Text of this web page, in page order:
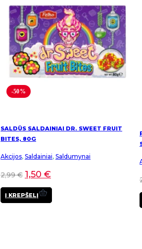
-50%
SALDŪS SALDAINIAI DR. SWEET FRUIT
BITES, 80G
Akcijos, Saldainiai, Saldumynai
2,99€ 1,50 €
Į KREPŠELĮ